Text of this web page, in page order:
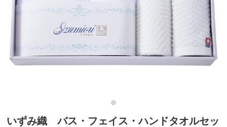
いずみ織 バス・フェイス・ハンドタオルセッ